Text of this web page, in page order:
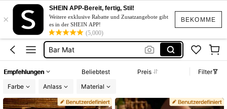
BEKOMME
×
SHEIN APP-Bereit, fertig, Stil!
Weitere exklusive Rabatte und Zusatzangebote gibt
es in der SHEIN APP!
(5,000)
Restaurant Deko
Barmatte Personalisiert
Bar Deko
Bar Mat
Barmatte Personalisiert
Empfehlungen Beliebtest Preis
Filter
Farbe
Anlass Material